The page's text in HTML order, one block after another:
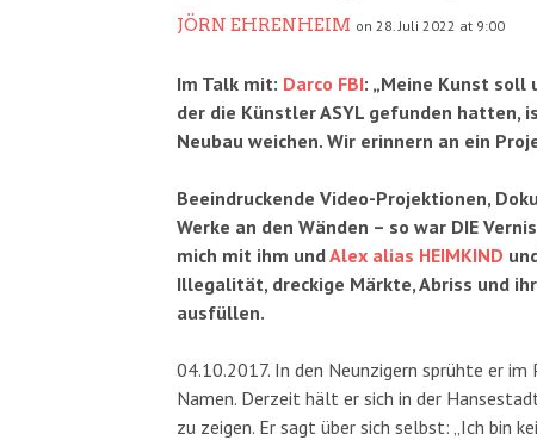
JÖRN EHRENHEIM on 28. Juli 2022 at 9:00
Im Talk mit: Darco FBI: „Meine Kunst soll
der die Künstler ASYL gefunden hatten,
Neubau weichen. Wir erinnern an ein
Beeindruckende Video-Projektionen,
Werke an den Wänden – so war DIE
mich mit ihm undAlex alias HEIMKIND
Illegalität, dreckige Märkte, Abriss und
ausfüllen.
04.10.2017. In den Neunzigern sprühte er
Namen. Derzeit hält er sich in der
zu zeigen. Er sagt über sich selbst: „Ich bin